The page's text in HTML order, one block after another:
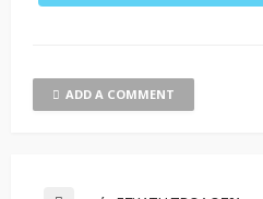
ADD A COMMENT